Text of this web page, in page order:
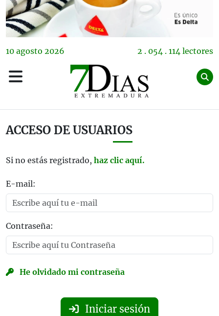
10 agosto 2026 2 . 054 . 114 lectores
ACCESO DE USUARIOS
Si no estás registrado, haz clic aquí.
E-mail:
Contraseña:
He olvidado mi contraseña
Iniciar sesión